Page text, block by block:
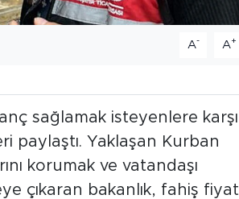
A- A+
sağlamak isteyenlere karşı
paylaştı. Yaklaşan Kurban
korumak ve vatandaşı
çıkaran bakanlık, fahiş fiyat